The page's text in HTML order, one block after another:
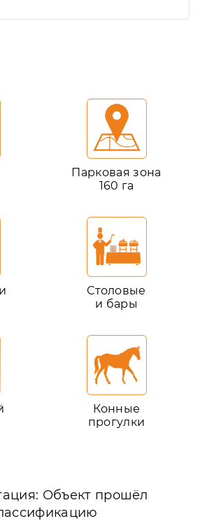
Парковая зона
160 га
Столовые
и бары
Конные
прогулки
Объект прошёл